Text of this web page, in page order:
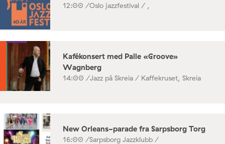
12:00 /Oslo jazzfestival / ,
Kafékonsert med Palle «Groove»
Wagnberg
14:00 /Jazz på Skreia / Kaffekruset, Skreia
New Orleans-parade fra Sarpsborg Torg
16:00 /Sarpsborg Jazzklubb /